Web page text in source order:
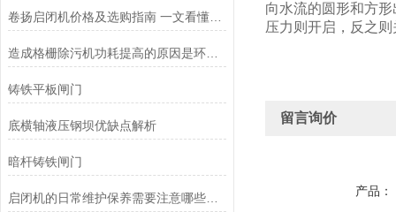
卷扬启闭机价格及选购指南 一文看懂影响因素
造成格栅除污机功耗提高的原因是环环相扣的
铸铁平板闸门
底横轴液压钢坝优缺点解析
暗杆铸铁闸门
启闭机的日常维护保养需要注意哪些方面？
向水流的圆形和方
压力则开启，反之
留言询价
产品：